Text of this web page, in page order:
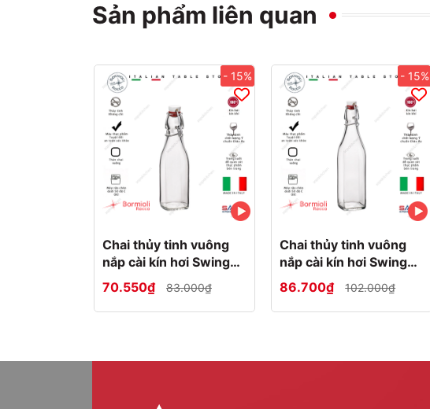
Sản phẩm liên quan
- 15%
Chai thủy tinh vuông
nắp cài kín hơi Swing
0.25L
70.550₫ 83.000₫
- 15%
Chai thủy tinh vuông
nắp cài kín hơi Swing
0.5L
86.700₫ 102.000₫